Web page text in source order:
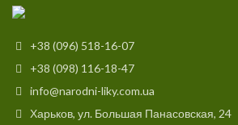
+38 (096) 518-16-07
+38 (098) 116-18-47
info@narodni-liky.com.ua
Харьков, ул. Большая Панасовская, 24